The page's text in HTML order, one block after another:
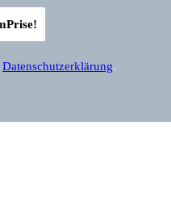
Datenschutzerklärung.